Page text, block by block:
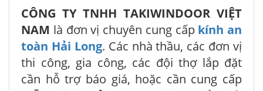
CÔNG TY TNHH TAKIWINDOOR VIỆT
NAM là đơn vị chuyên cung cấp kính an
toàn Hải Long. Các nhà thầu, các đơn vị
thi công, gia công, các đội thợ lắp đặt
cần hỗ trợ báo giá, hoặc cần cung cấp